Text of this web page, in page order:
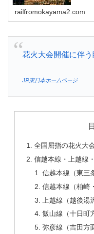
railfromokayama2.com
花火大会開催に伴
JR東日本ホームページ
全国屈指の花火大
信越本線・上越線
信越本線（東三
信越本線（柏崎
上越線（越後湯
飯山線（十日町
弥彦線（吉田方